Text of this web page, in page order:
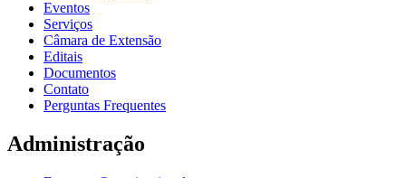
Eventos
Serviços
Câmara de Extensão
Editais
Documentos
Contato
Perguntas Frequentes
Administração